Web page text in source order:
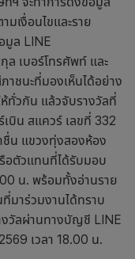
เงื่อนไขและราย
มูล LINE
เบอร์โทรศัพท์ และ
าชนะที่มองเห็นได้อย่าง
ทั่วกัน แล้วจับรางวัลที่
บิน สแควร์ เลขที่ 332
ชื่น แขวงทุ่งสองห้อง
อตัวแทนที่ได้รับมอบ
น. พร้อมทั้งอ่านราย
มาร่วมงานได้ทราบ
งวัลผ่านทางบัญชี LINE
เวลา 18.00 น.